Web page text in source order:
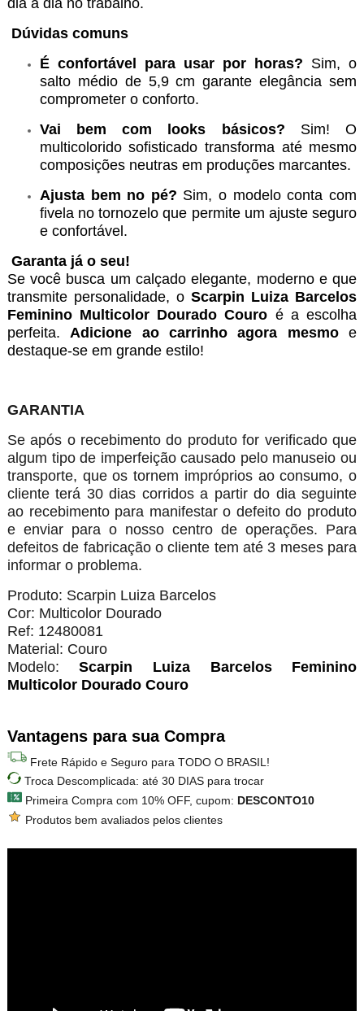
dia a dia no trabalho.
Dúvidas comuns
É confortável para usar por horas? Sim, o
salto médio de 5,9 cm garante elegância sem
comprometer o conforto.
Vai bem com looks básicos? Sim! O
multicolorido sofisticado transforma até mesmo
composições neutras em produções marcantes.
Ajusta bem no pé? Sim, o modelo conta com
fivela no tornozelo que permite um ajuste seguro
e confortável.
Garanta já o seu!
Se você busca um calçado elegante, moderno e que
transmite personalidade, o Scarpin Luiza Barcelos
Feminino Multicolor Dourado Couro é a escolha
perfeita.Adicione ao carrinho agora mesmoe
destaque-se em grande estilo!
GARANTIA
Se após o recebimento do produto for verificado que
algum tipo de imperfeição causado pelo manuseio ou
transporte, que os tornem impróprios ao consumo, o
cliente terá 30 dias corridos a partir do dia seguinte
ao recebimento para manifestar o defeito do produto
e enviar para o nosso centro de operações. Para
defeitos de fabricação o cliente tem até 3 meses para
informar o problema.
Produto: Scarpin Luiza Barcelos
Cor: Multicolor Dourado
Ref: 12480081
Material: Couro
Modelo:
Scarpin Luiza Barcelos Feminino
Multicolor Dourado Couro
Vantagens para sua Compra
Frete Rápido e Seguro para TODO O BRASIL!
Troca Descomplicada: até 30 DIAS para trocar
Primeira Compra com 10% OFF, cupom: DESCONTO10
Produtos bem avaliados pelos clientes